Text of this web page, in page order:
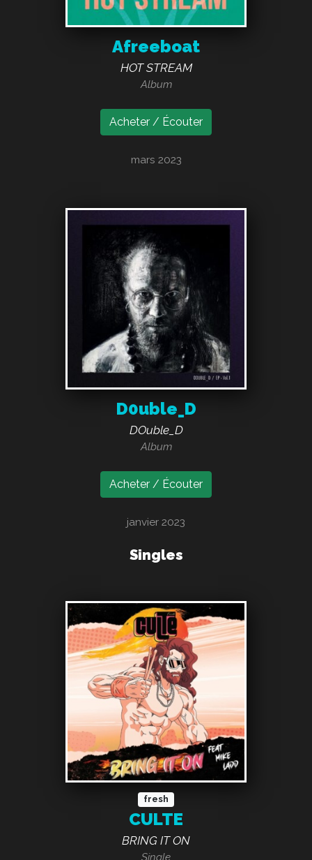
Afreeboat
HOT STREAM
Album
Acheter / Écouter
mars 2023
D0uble_D
DOuble_D
Album
Acheter / Écouter
janvier 2023
Singles
fresh
CULTE
BRING IT ON
Single